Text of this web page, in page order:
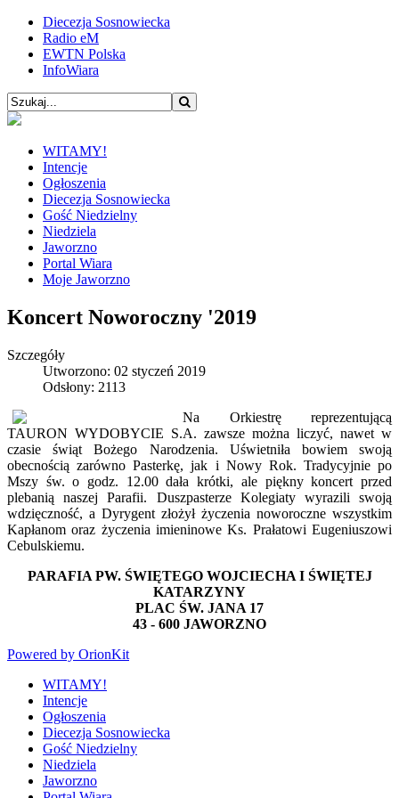
Diecezja Sosnowiecka
Radio eM
EWTN Polska
InfoWiara
WITAMY!
Intencje
Ogłoszenia
Diecezja Sosnowiecka
Gość Niedzielny
Niedziela
Jaworzno
Portal Wiara
Moje Jaworzno
Koncert Noworoczny '2019
Szczegóły
Utworzono: 02 styczeń 2019
Odsłony: 2113
Na Orkiestrę reprezentującą
TAURON WYDOBYCIE S.A. zawsze można liczyć, nawet w
czasie świąt Bożego Narodzenia. Uświetniła bowiem swoją
obecnością zarówno Pasterkę, jak i Nowy Rok. Tradycyjnie po
Mszy św. o godz. 12.00 dała krótki, ale piękny koncert przed
plebanią naszej Parafii. Duszpasterze Kolegiaty wyrazili swoją
wdzięczność, a Dyrygent złożył życzenia noworoczne wszystkim
Kapłanom oraz życzenia imieninowe Ks. Prałatowi Eugeniuszowi
Cebulskiemu.
PARAFIA PW. ŚWIĘTEGO WOJCIECHA I ŚWIĘTEJ
KATARZYNY
PLAC ŚW. JANA 17
43 - 600 JAWORZNO
Powered by OrionKit
WITAMY!
Intencje
Ogłoszenia
Diecezja Sosnowiecka
Gość Niedzielny
Niedziela
Jaworzno